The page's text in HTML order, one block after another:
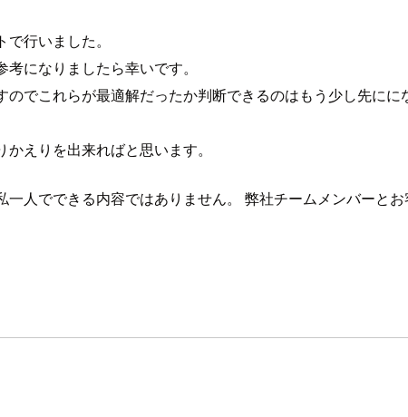
行いました。
になりましたら幸いです。
でこれらが最適解だったか判断できるのはもう少し先に
えりを出来ればと思います。
人でできる内容ではありません。 弊社チームメンバーと